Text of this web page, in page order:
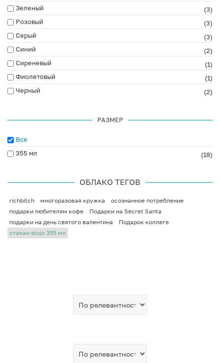
Зеленый
(3)
Розовый
(3)
Серый
(3)
Синий
(2)
Сиреневый
(1)
Фиолетовый
(1)
Черный
(2)
РАЗМЕР
Все
355 мл
(18)
ОБЛАКО ТЕГОВ
richbitch многоразовая кружка
осознанное потребление
подарки любителям кофе
Подарки на Secret Santa
подарки на день святого валентина
Подарок коллеге
стакан stojo 355 мл